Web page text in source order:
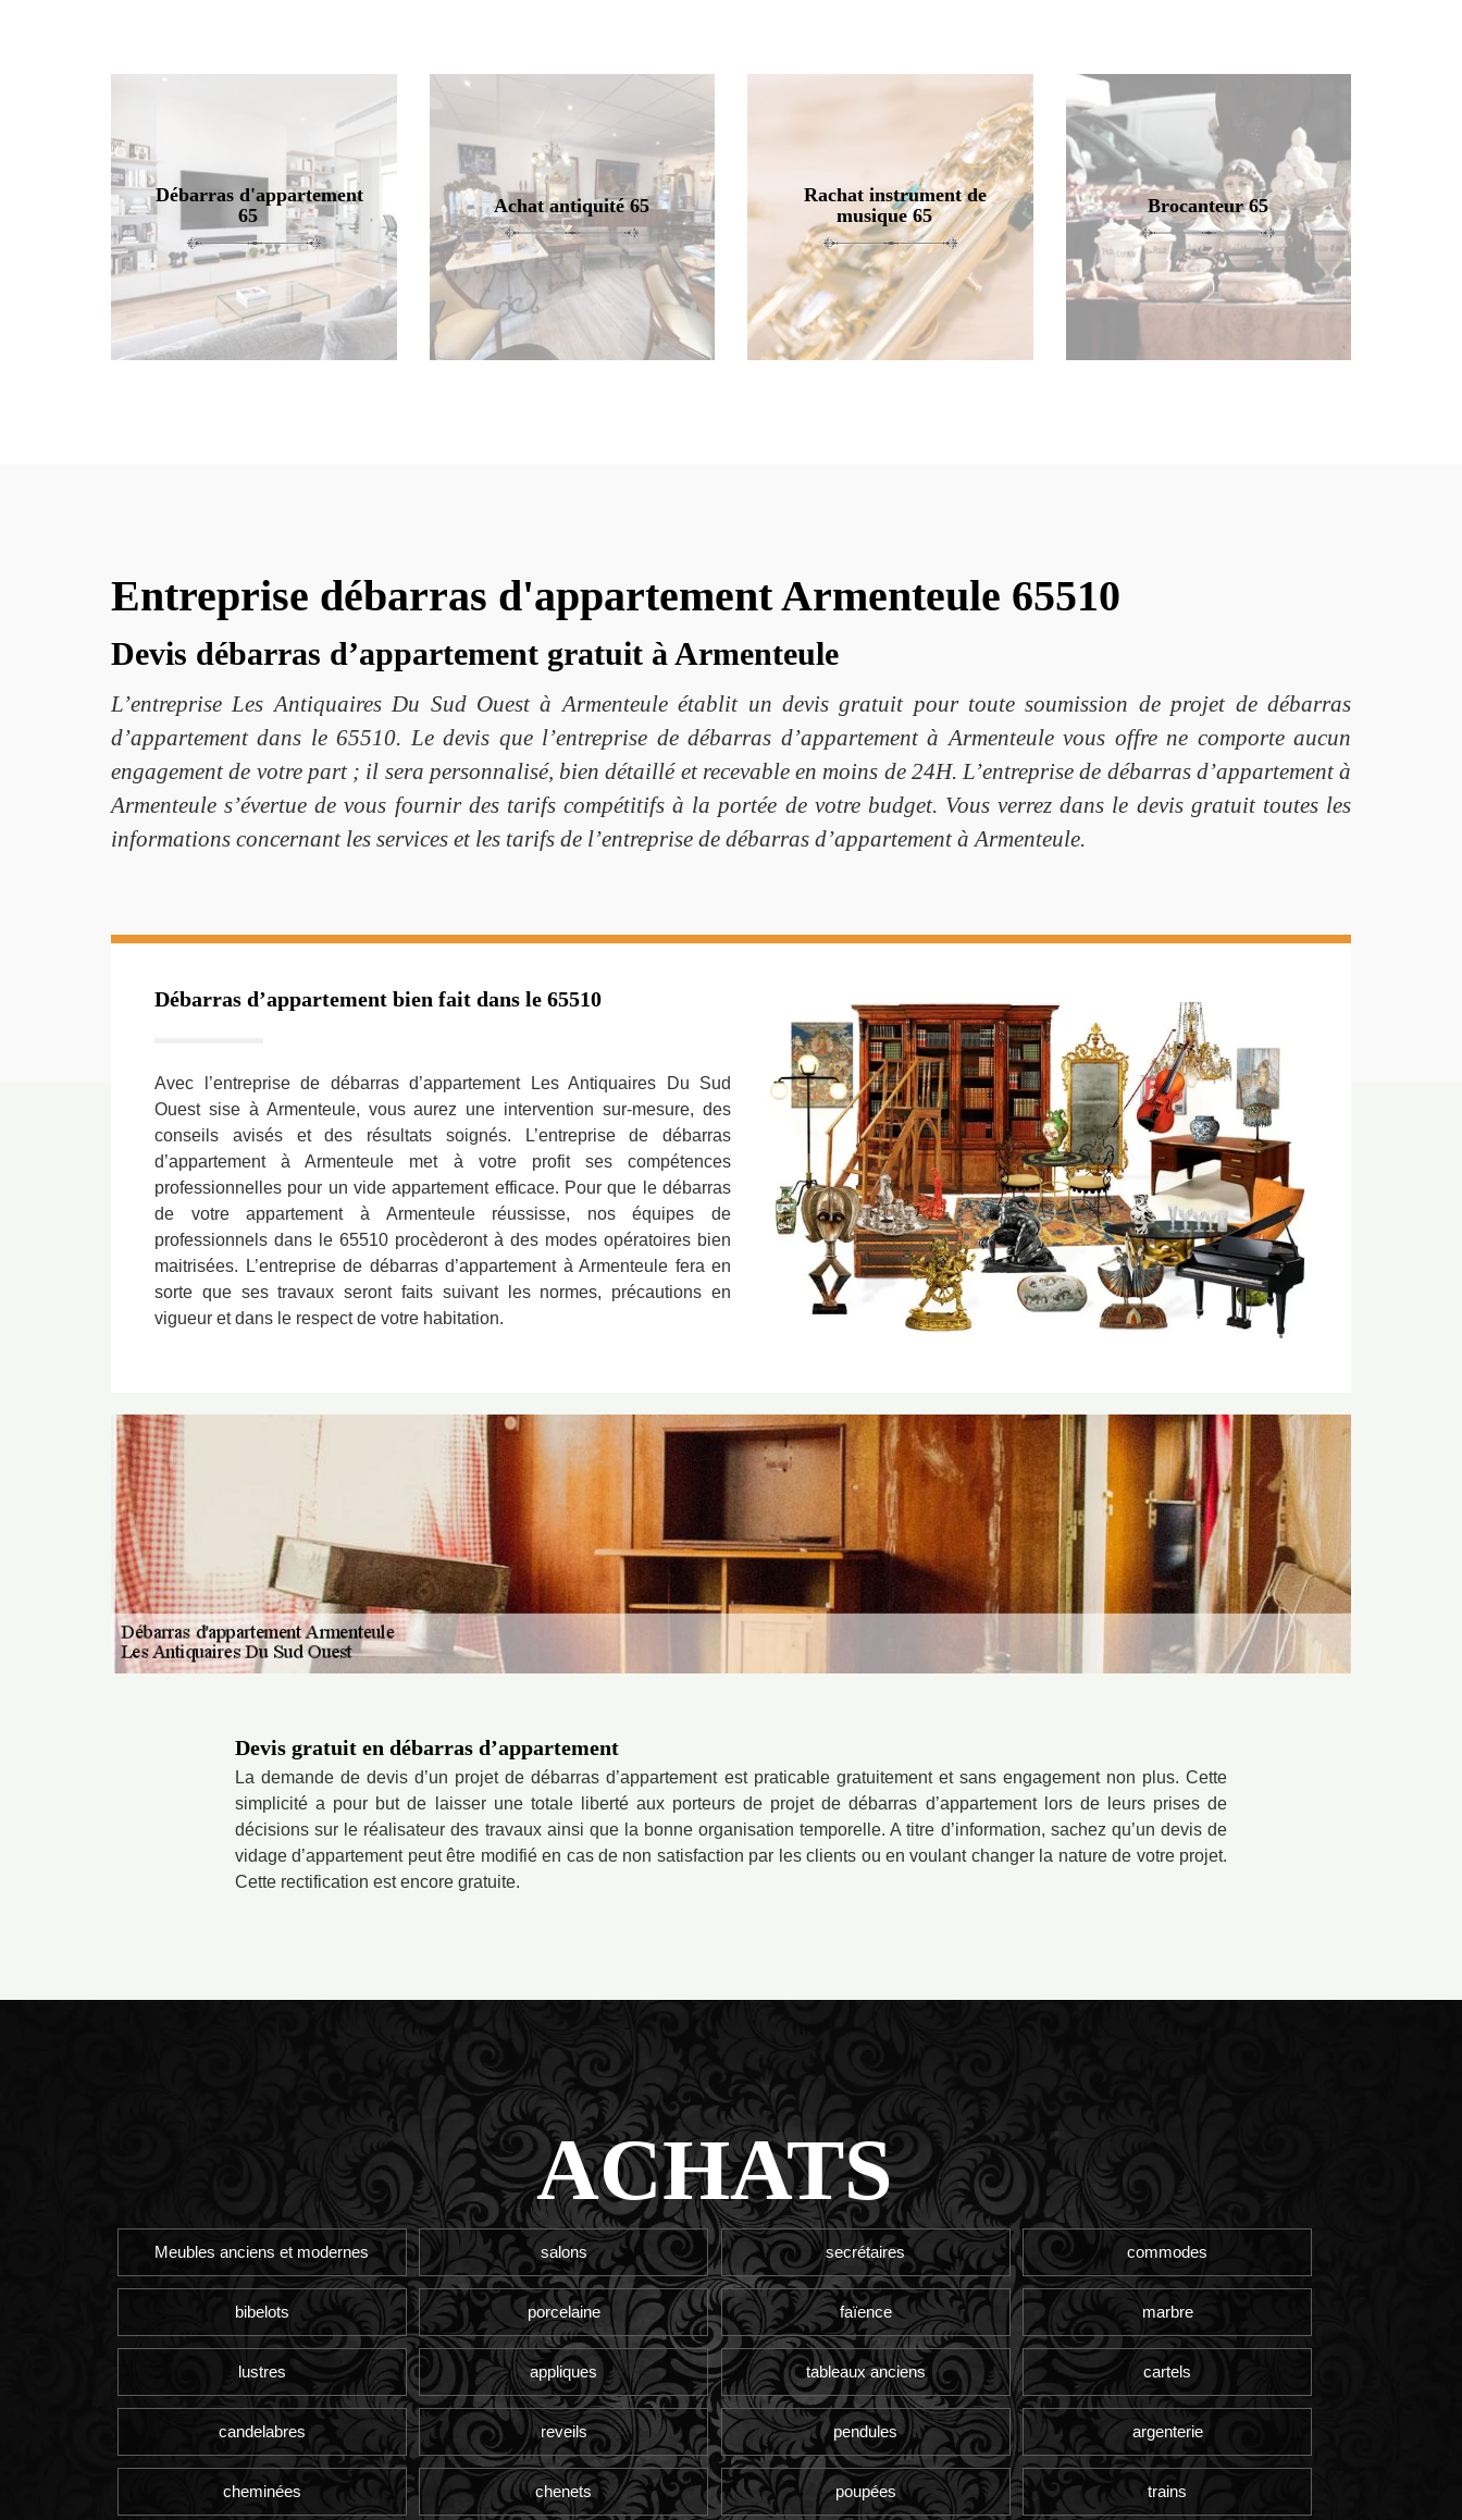
Débarras d'appartement
65
Achat antiquité 65
Rachat instrument de
musique 65
Brocanteur 65
Entreprise débarras d'appartement Armenteule 65510
Devis débarras d’appartement gratuit à Armenteule
L’entreprise Les Antiquaires Du Sud Ouest à Armenteule établit un devis gratuit pour toute soumission de projet de débarras
d’appartement dans le 65510. Le devis que l’entreprise de débarras d’appartement à Armenteule vous offre ne comporte aucun
engagement de votre part ; il sera personnalisé, bien détaillé et recevable en moins de 24H. L’entreprise de débarras d’appartement à
Armenteule s’évertue de vous fournir des tarifs compétitifs à la portée de votre budget. Vous verrez dans le devis gratuit toutes les
informations concernant les services et les tarifs de l’entreprise de débarras d’appartement à Armenteule.
Débarras d’appartement bien fait dans le 65510
Avec l’entreprise de débarras d’appartement Les Antiquaires Du Sud
Ouest sise à Armenteule, vous aurez une intervention sur-mesure, des
conseils avisés et des résultats soignés. L’entreprise de débarras
d’appartement à Armenteule met à votre profit ses compétences
professionnelles pour un vide appartement efficace. Pour que le débarras
de votre appartement à Armenteule réussisse, nos équipes de
professionnels dans le 65510 procèderont à des modes opératoires bien
maitrisées. L’entreprise de débarras d’appartement à Armenteule fera en
sorte que ses travaux seront faits suivant les normes, précautions en
vigueur et dans le respect de votre habitation.
Devis gratuit en débarras d’appartement
La demande de devis d’un projet de débarras d’appartement est praticable gratuitement et sans engagement non plus. Cette
simplicité a pour but de laisser une totale liberté aux porteurs de projet de débarras d’appartement lors de leurs prises de
décisions sur le réalisateur des travaux ainsi que la bonne organisation temporelle. A titre d’information, sachez qu’un devis de
vidage d’appartement peut être modifié en cas de non satisfaction par les clients ou en voulant changer la nature de votre projet.
Cette rectification est encore gratuite.
ACHATS
Meubles anciens et modernes salons secrétaires commodes
bibelots porcelaine faïence marbre
lustres appliques tableaux anciens cartels
candelabres reveils pendules argenterie
cheminées chenets poupées trains